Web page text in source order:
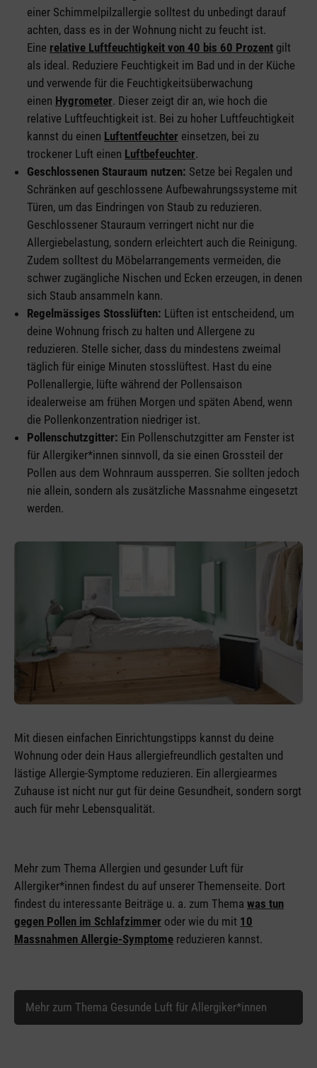
einer Schimmelpilzallergie solltest du unbedingt darauf
achten, dass es in der Wohnung nicht zu feucht ist.
Eine relative Luftfeuchtigkeit von 40 bis 60 Prozent gilt
als ideal. Reduziere Feuchtigkeit im Bad und in der Küche
und verwende für die Feuchtigkeitsüberwachung
einen Hygrometer. Dieser zeigt dir an, wie hoch die
relative Luftfeuchtigkeit ist. Bei zu hoher Luftfeuchtigkeit
kannst du einen Luftentfeuchter einsetzen, bei zu
trockener Luft einen Luftbefeuchter.
Geschlossenen Stauraum nutzen: Setze bei Regalen und
Schränken auf geschlossene Aufbewahrungssysteme mit
Türen, um das Eindringen von Staub zu reduzieren.
Geschlossener Stauraum verringert nicht nur die
Allergiebelastung, sondern erleichtert auch die Reinigung.
Zudem solltest du Möbelarrangements vermeiden, die
schwer zugängliche Nischen und Ecken erzeugen, in denen
sich Staub ansammeln kann.
Regelmässiges Stosslüften: Lüften ist entscheidend, um
deine Wohnung frisch zu halten und Allergene zu
reduzieren. Stelle sicher, dass du mindestens zweimal
täglich für einige Minuten stosslüftest. Hast du eine
Pollenallergie, lüfte während der Pollensaison
idealerweise am frühen Morgen und späten Abend, wenn
die Pollenkonzentration niedriger ist.
Pollenschutzgitter: Ein Pollenschutzgitter am Fenster ist
für Allergiker*innen sinnvoll, da sie einen Grossteil der
Pollen aus dem Wohnraum aussperren. Sie sollten jedoch
nie allein, sondern als zusätzliche Massnahme eingesetzt
werden.
Mit diesen einfachen Einrichtungstipps kannst du deine
Wohnung oder dein Haus allergiefreundlich gestalten und
lästige Allergie-Symptome reduzieren. Ein allergiearmes
Zuhause ist nicht nur gut für deine Gesundheit, sondern sorgt
auch für mehr Lebensqualität.
Mehr zum Thema Allergien und gesunder Luft für
Allergiker*innen findest du auf unserer Themenseite. Dort
findest du interessante Beiträge u. a. zum Thema was tun
gegen Pollen im Schlafzimmer oder wie du mit 10
Massnahmen Allergie-Symptome reduzieren kannst.
Mehr zum Thema Gesunde Luft für Allergiker*innen